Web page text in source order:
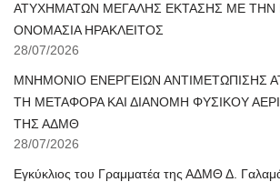
ΑΤΥΧΗΜΑΤΩΝ ΜΕΓΑΛΗΣ ΕΚΤΑΣΗΣ ΜΕ ΤΗΝ
ΟΝΟΜΑΣΙΑ ΗΡΑΚΛΕΙΤΟΣ
28/07/2026
ΜΝΗΜΟΝΙΟ ΕΝΕΡΓΕΙΩΝ ΑΝΤΙΜΕΤΩΠΙΣΗΣ
ΤΗ ΜΕΤΑΦΟΡΑ ΚΑΙ ΔΙΑΝΟΜΗ ΦΥΣΙΚΟΥ
ΤΗΣ ΑΔΜΘ
28/07/2026
Εγκύκλιος του Γραμματέα της ΑΔΜΘ Δ.